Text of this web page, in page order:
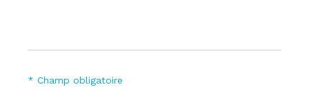
* Champ obligatoire